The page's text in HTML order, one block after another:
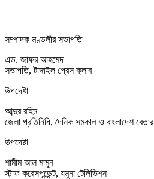
সম্পাদক মণ্ডলীর সভাপতি
এড. জাফর আহমেদ
সভাপতি, টাঙ্গাইল প্রেস ক্লাব
উপদেষ্টা
আব্দুর রহিম
জেলা প্রতিনিধি, দৈনিক সমকাল ও বাংলাদেশ বেতার
উপদেষ্টা
শামীম আল মামুন
স্টাফ করেসপন্ডেন্ট, যমুনা টেলিভিশন